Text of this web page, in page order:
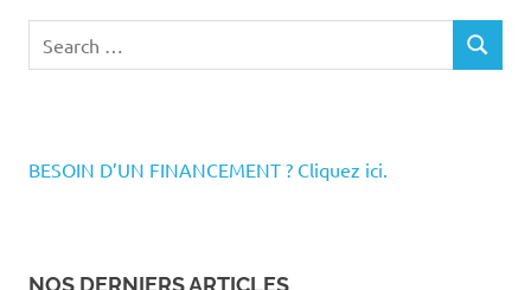
for:
SEARCH
BESOIN D’UN FINANCEMENT ? Cliquez ici.